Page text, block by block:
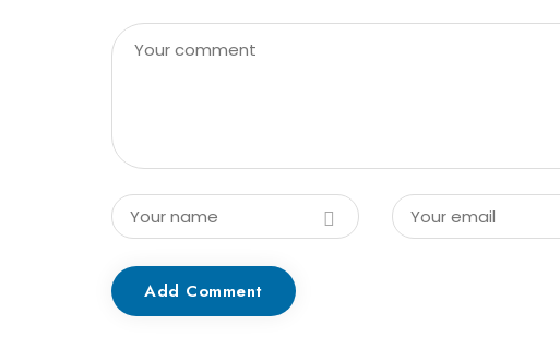
Add Comment